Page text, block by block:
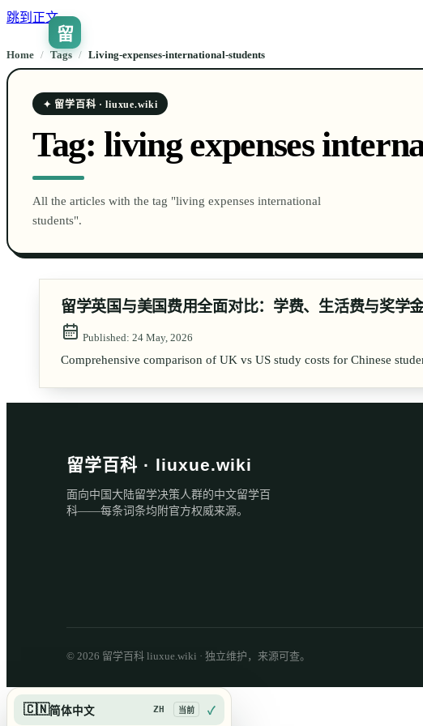
跳到正文
留
Home / Tags / living-expenses-international-students
✦ 留学百科 · liuxue.wiki
Tag:living expenses
All the articles with the tag "living expenses international
students".
留学英国与美国费用全面对比：学费、生活费与奖学
Published: 24 May, 2026
Comprehensive comparison of UK vs US study costs for Chinese
留学百科 · liuxue.wiki
面向中国大陆留学决策人群的中文留学百
科——每条词条均附官方权威来源。
© 2026 留学百科 liuxue.wiki · 独立维护，来源可查。
🇨🇳简体中文 ZH 当前 ✓